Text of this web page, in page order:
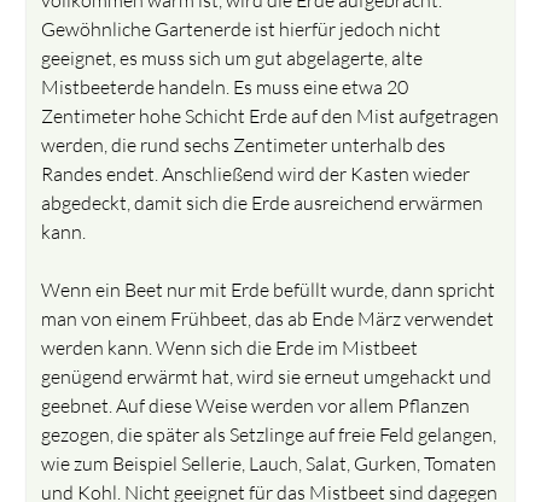
Gewöhnliche Gartenerde ist hierfür jedoch nicht
geeignet, es muss sich um gut abgelagerte, alte
Mistbeeterde handeln. Es muss eine etwa 20
Zentimeter hohe Schicht Erde auf den Mist aufgetragen
werden, die rund sechs Zentimeter unterhalb des
Randes endet. Anschließend wird der Kasten wieder
abgedeckt, damit sich die Erde ausreichend erwärmen
kann.
Wenn ein Beet nur mit Erde befüllt wurde, dann spricht
man von einem Frühbeet, das ab Ende März verwendet
werden kann. Wenn sich die Erde im Mistbeet
genügend erwärmt hat, wird sie erneut umgehackt und
geebnet. Auf diese Weise werden vor allem Pflanzen
gezogen, die später als Setzlinge auf freie Feld gelangen,
wie zum Beispiel Sellerie, Lauch, Salat, Gurken, Tomaten
und Kohl. Nicht geeignet für das Mistbeet sind dagegen